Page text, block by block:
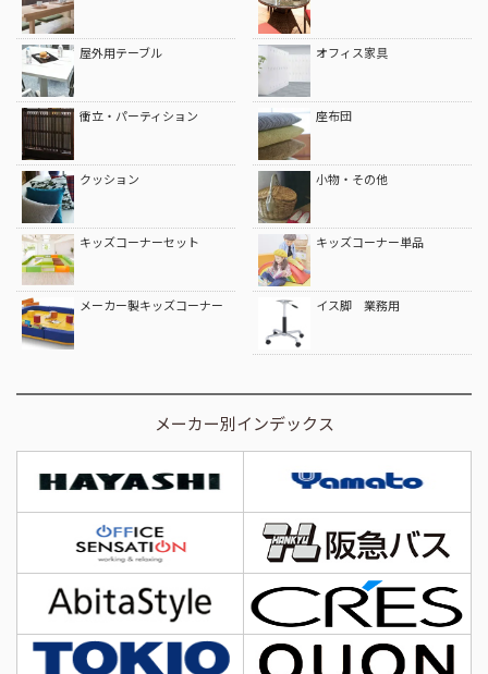
屋外用テーブル オフィス家具
衝立・パーティション 座布団
クッション 小物・その他
キッズコーナーセット キッズコーナー単品
メーカー製キッズコーナー イス脚 業務用
メーカー別インデックス